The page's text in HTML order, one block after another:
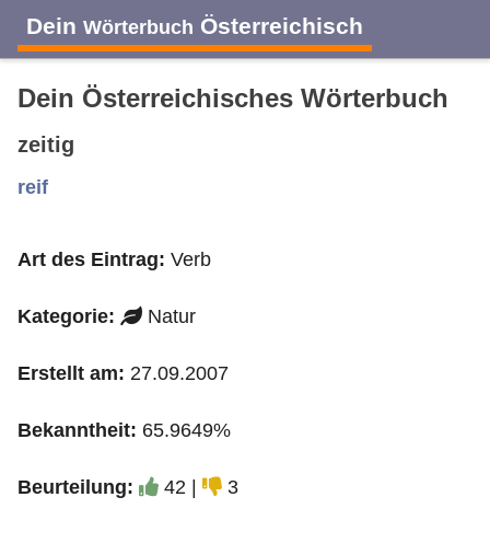
Dein Wörterbuch Österreichisch
A
J K L M
Dein Österreichisches Wörterbuch
zeitig
reif
Art des Eintrag: Verb
Kategorie: Natur
Erstellt am: 27.09.2007
Bekanntheit: 65.9649%
Beurteilung: 42 | 3